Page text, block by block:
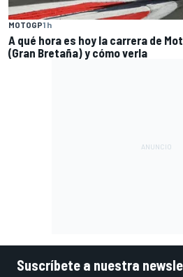
MOTOGP1 h
A qué hora es hoy la carrera de
(Gran Bretaña) y cómo verla
Suscríbete a nuestra